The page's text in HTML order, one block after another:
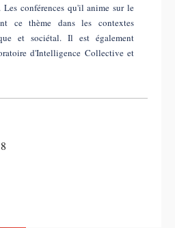
conférences qu'il anime sur le
ce thème dans les contextes
et sociétal. Il est également
d'Intelligence Collective et